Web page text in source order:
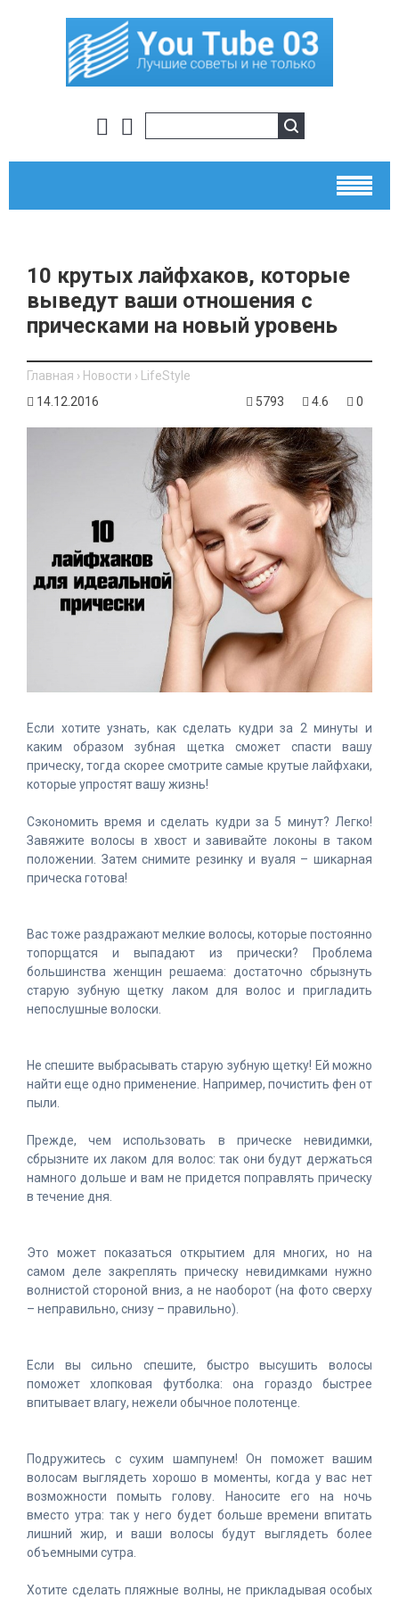
10 крутых лайфхаков, которые
выведут ваши отношения с
прическами на новый уровень
Главная › Новости › LifeStyle
14.12.2016
5793 4.6 0
Если хотите узнать, как сделать кудри за 2 минуты и
каким образом зубная щетка сможет спасти вашу
прическу, тогда скорее смотрите самые крутые лайфхаки,
которые упростят вашу жизнь!
Сэкономить время и сделать кудри за 5 минут? Легко!
Завяжите волосы в хвост и завивайте локоны в таком
положении. Затем снимите резинку и вуаля – шикарная
прическа готова!
Вас тоже раздражают мелкие волосы, которые постоянно
топорщатся и выпадают из прически? Проблема
большинства женщин решаема: достаточно сбрызнуть
старую зубную щетку лаком для волос и пригладить
непослушные волоски.
Не спешите выбрасывать старую зубную щетку! Ей можно
найти еще одно применение. Например, почистить фен от
пыли.
Прежде, чем использовать в прическе невидимки,
сбрызните их лаком для волос: так они будут держаться
намного дольше и вам не придется поправлять прическу
в течение дня.
Это может показаться открытием для многих, но на
самом деле закреплять прическу невидимками нужно
волнистой стороной вниз, а не наоборот (на фото сверху
– неправильно, снизу – правильно).
Если вы сильно спешите, быстро высушить волосы
поможет хлопковая футболка: она гораздо быстрее
впитывает влагу, нежели обычное полотенце.
Подружитесь с сухим шампунем! Он поможет вашим
волосам выглядеть хорошо в моменты, когда у вас нет
возможности помыть голову. Наносите его на ночь
вместо утра: так у него будет больше времени впитать
лишний жир, и ваши волосы будут выглядеть более
объемными сутра.
Хотите сделать пляжные волны, не прикладывая особых